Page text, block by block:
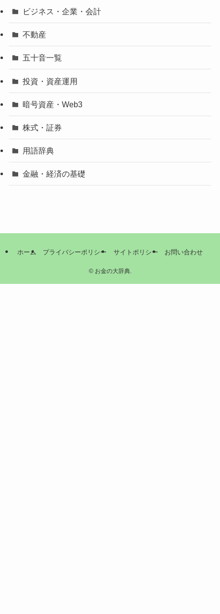
ビジネス・企業・会計
不動産
五十音一覧
投資・資産運用
暗号資産・Web3
株式・証券
用語辞典
金融・経済の基礎
ホーム プライバシーポリシー サイトポリシー お問い合わせ
©お金の大辞典.